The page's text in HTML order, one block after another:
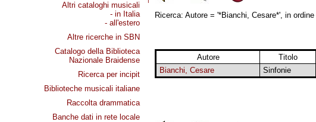
Altri cataloghi musicali
- in Italia
- all'estero
Altre ricerche in SBN
Catalogo della Biblioteca
Nazionale Braidense
Ricerca per incipit
Biblioteche musicali italiane
Raccolta drammatica
Banche dati in rete locale
Ricerca: Autore = '*Bianchi, Cesare*', in
Autore Titolo
Bianchi, Cesare
Sinfonie